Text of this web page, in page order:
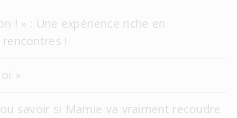
! » : Une expérience riche en
!
»
savoir si Mamie va vraiment recoudre